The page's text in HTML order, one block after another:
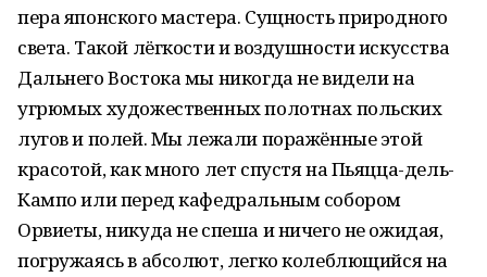
пера японского мастера. Сущность природного
света. Такой лёгкости и воздушности искусства
Дальнего Востока мы никогда не видели на
угрюмых художественных полотнах польских
лугов и полей. Мы лежали поражённые этой
красотой, как много лет спустя на Пьяцца-дель-
Кампо или перед кафедральным собором
Орвиеты, никуда не спеша и ничего не ожидая,
погружаясь в абсолют, легко колеблющийся на